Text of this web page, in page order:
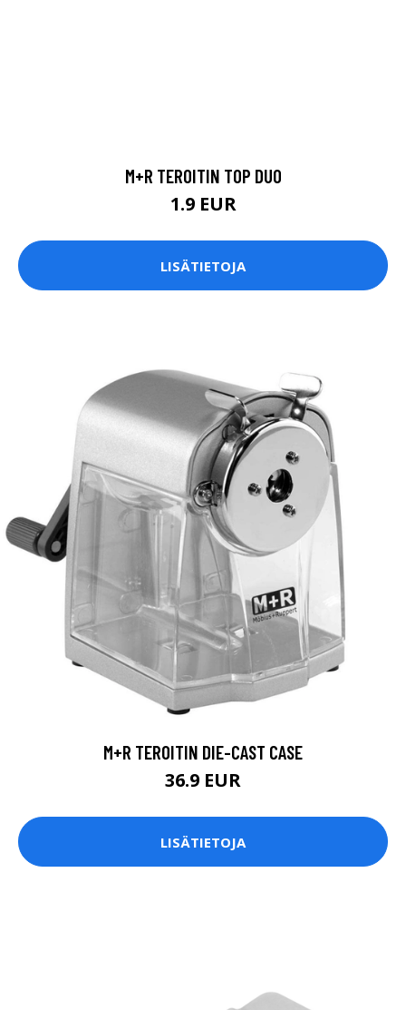
M+R TEROITIN TOP DUO
1.9 EUR
LISÄTIETOJA
M+R TEROITIN DIE-CAST CASE
36.9 EUR
LISÄTIETOJA